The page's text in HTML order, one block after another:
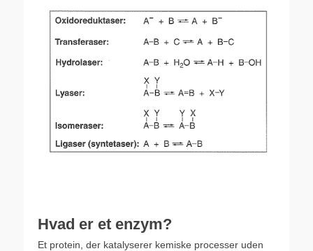
Hvad er et enzym?
Et protein, der katalyserer kemiske processer uden